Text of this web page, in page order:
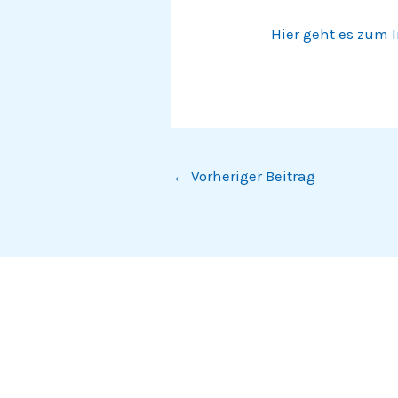
Hier geht es zum
← Vorheriger Beitrag